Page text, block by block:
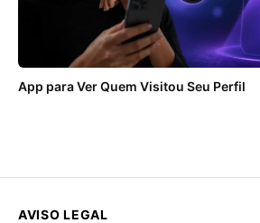
App para Ver Quem Visitou Seu Perfil
AVISO LEGAL